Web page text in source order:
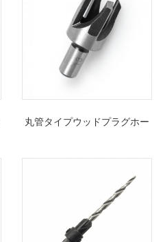
丸管タイプウッドプラグホー